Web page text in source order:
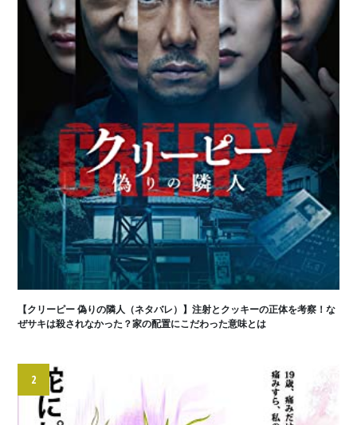
【クリーピー 偽りの隣人（ネタバレ）】注射とクッキーの正体を考察！な
ぜサキは殺されなかった？家の配置にこだわった意味とは
2